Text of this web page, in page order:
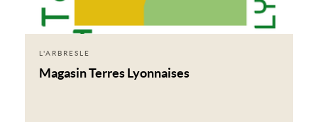
L'ARBRESLE
Magasin Terres Lyonnaises